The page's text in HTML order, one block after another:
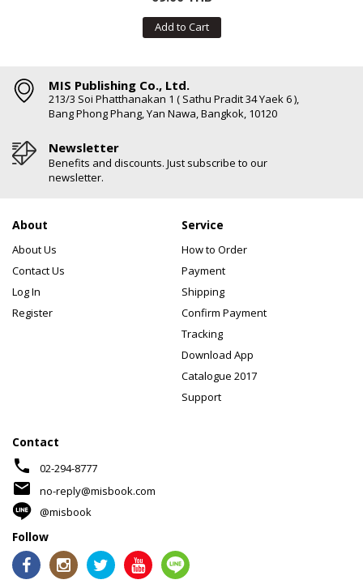
Add to Cart
MIS Publishing Co., Ltd.
213/3 Soi Phatthanakan 1 ( Sathu Pradit 34 Yaek 6 ),
Bang Phong Phang, Yan Nawa, Bangkok, 10120
Newsletter
Benefits and discounts. Just subscribe to our
newsletter.
About
About Us
Contact Us
Log In
Register
Service
How to Order
Payment
Shipping
Confirm Payment
Tracking
Download App
Catalogue 2017
Support
Contact
phone 02-294-8777
mail
no-reply@misbook.com
@misbook
Follow